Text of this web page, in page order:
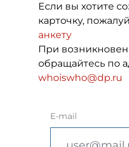
Если вы хотите
карточку,
анкету
При
обращайтесь по
whoiswho@dp.ru
E-mail